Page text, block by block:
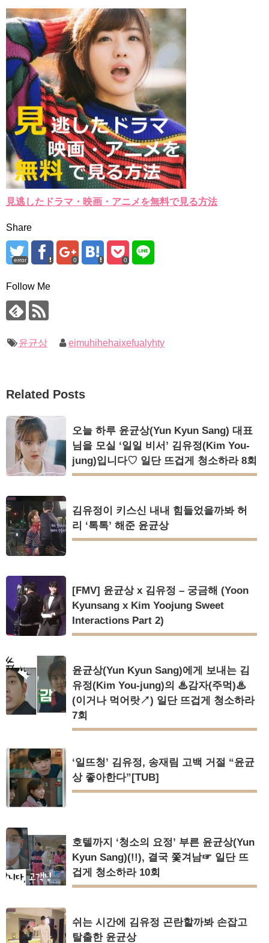
見逃したドラマ・映画・アニメを無料で見る方法
Share
error 0 0
Follow Me
윤균상 eimuhihehaixefualyhty
Related Posts
오늘 하루 윤균상(Yun Kyun Sang) 대표
님을 모실 ‘일일 비서’ 김유정(Kim You-
jung)입니다♡ 일단 뜨겁게 청소하라 8회
김유정이 키스신 내내 힘들었을까봐 허
리 ‘톡톡’ 해준 윤균상
[FMV] 윤균상 x 김유정 – 궁금해 (Yoon
Kyunsang x Kim Yoojung Sweet
Interactions Part 2)
윤균상(Yun Kyun Sang)에게 보내는 김
유정(Kim You-jung)의 ♨감자(주먹)♨
(이거나 먹어랏↗) 일단 뜨겁게 청소하라
7회
‘일뜨청’ 김유정, 송재림 고백 거절 “윤균
상 좋아한다”[TUB]
호텔까지 ‘청소의 요정’ 부른 윤균상(Yun
Kyun Sang)(!!), 결국 쫓겨남☞ 일단 뜨
겁게 청소하라 10회
쉬는 시간에 김유정 곤란할까봐 손잡고
탈출한 윤균상